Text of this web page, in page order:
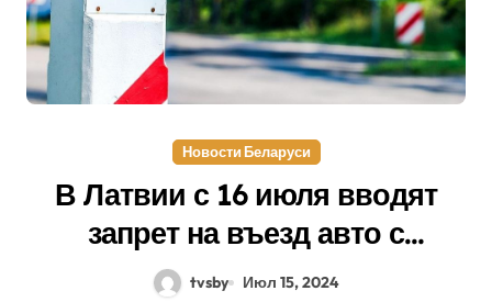
Новости Беларуси
В Латвии с 16 июля вводят
запрет на въезд авто с
белорусскими номерами
tvsby Июл 15, 2024